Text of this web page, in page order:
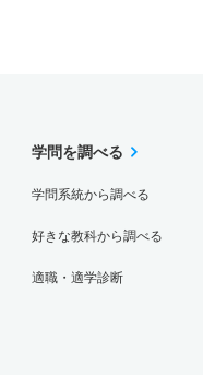
学問を調べる
学問系統から調べる
好きな教科から調べる
適職・適学診断